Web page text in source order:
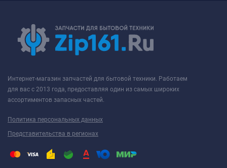
Интернет-магазин запчастей для бытовой техники. Работаем
для вас с 2013 года, предоставляя один из самых широких
ассортиментов запасных частей.
Политика персональных данных
Представительства в регионах